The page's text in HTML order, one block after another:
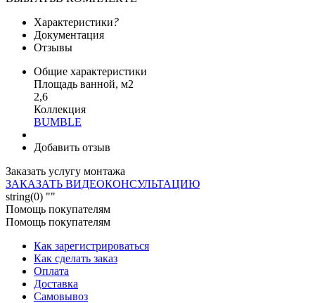
Характеристики?
Документация
Отзывы
Общие характеристики
Площадь ванной, м2
2,6
Коллекция
BUMBLE
Добавить отзыв
Заказать услугу монтажа
ЗАКАЗАТЬ ВИДЕОКОНСУЛЬТАЦИЮ
string(0) ""
Помощь покупателям
Помощь покупателям
Как зарегистрироваться
Как сделать заказ
Оплата
Доставка
Самовывоз